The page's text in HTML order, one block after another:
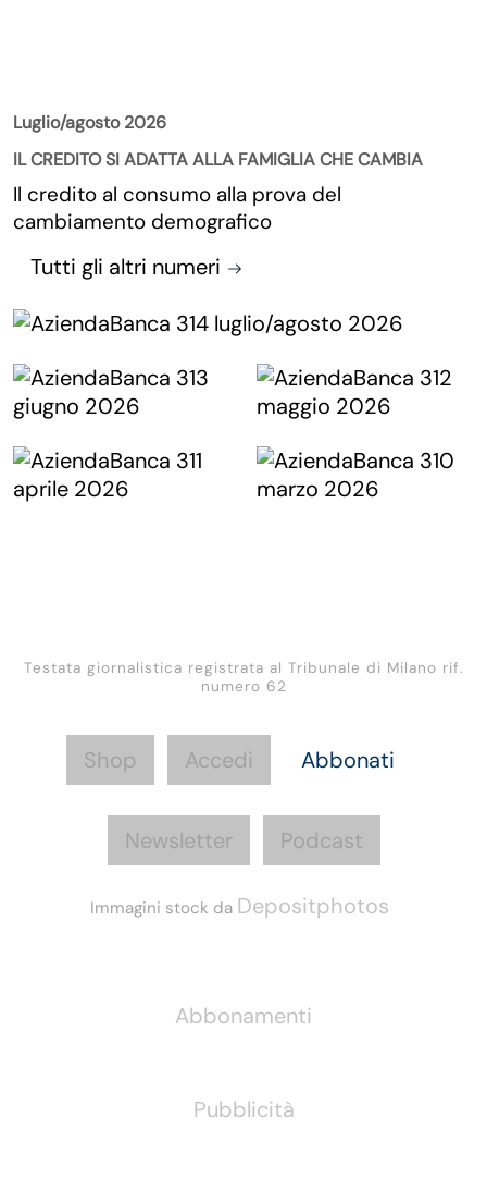
Luglio/agosto 2026
IL CREDITO SI ADATTA ALLA FAMIGLIA CHE CAMBIA
Il credito al consumo alla prova del
cambiamento demografico
Tutti gli altri numeri
Testata giornalistica registrata al Tribunale di Milano rif.
numero 62
Shop Accedi Abbonati
Newsletter Podcast
Immagini stock da Depositphotos
Abbonamenti
Pubblicità